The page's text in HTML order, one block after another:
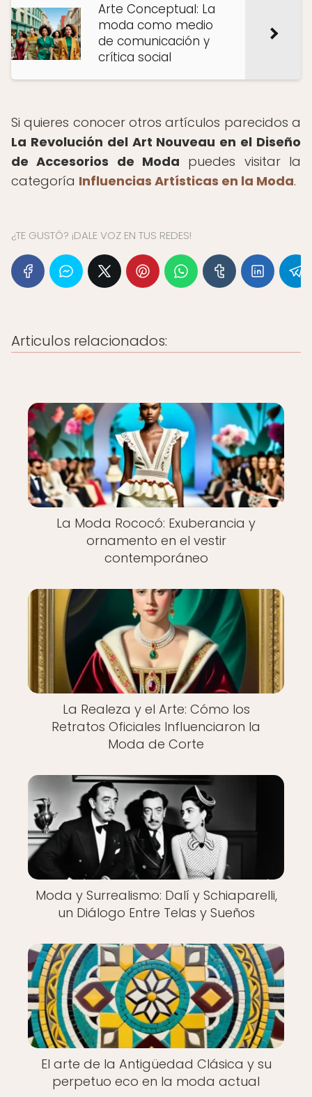
Arte Conceptual: La
moda como medio
de comunicación y
crítica social
Si quieres conocer otros artículos parecidos a
La Revolución del Art Nouveau en el Diseño
de Accesorios de Moda puedes visitar la
categoría Influencias Artísticas en la Moda.
¿TE GUSTÓ? ¡DALE VOZ EN TUS REDES!
Articulos relacionados:
La Moda Rococó: Exuberancia y
ornamento en el vestir
contemporáneo
La Realeza y el Arte: Cómo los
Retratos Oficiales Influenciaron la
Moda de Corte
Moda y Surrealismo: Dalí y Schiaparelli,
un Diálogo Entre Telas y Sueños
El arte de la Antigüedad Clásica y su
perpetuo eco en la moda actual